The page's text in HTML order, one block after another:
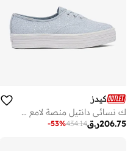
كيدز
ك نسائي دانتيل منصة لامع نسيج كاجوال حذاء رياضي أزرق
ر.ق206.75
434.14
-53%